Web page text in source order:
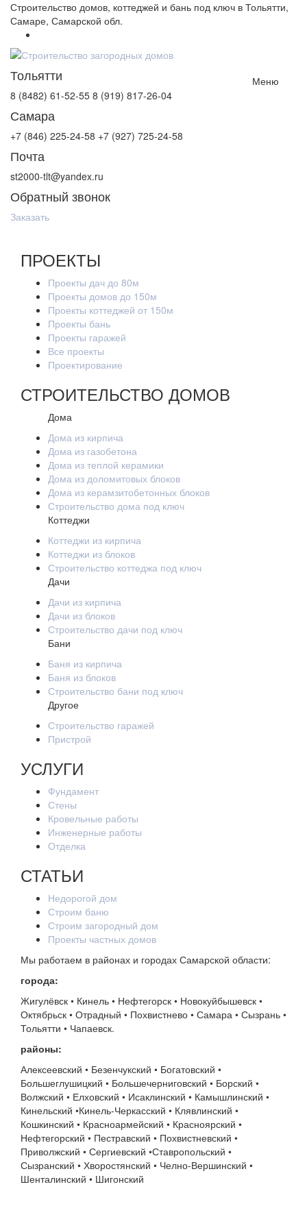
Строительство домов, коттеджей и бань под ключ в Тольятти,
Самаре, Самарской обл.
Меню
Тольятти
8 (8482) 61-52-55 8 (919) 817-26-04
Самара
+7 (846) 225-24-58 +7 (927) 725-24-58
Почта
st2000-tlt@yandex.ru
Обратный звонок
Заказать
ПРОЕКТЫ
Проекты дач до 80м
Проекты домов до 150м
Проекты коттеджей от 150м
Проекты бань
Проекты гаражей
Все проекты
Проектирование
СТРОИТЕЛЬСТВО ДОМОВ
Дома
Дома из кирпича
Дома из газобетона
Дома из теплой керамики
Дома из доломитовых блоков
Дома из керамзитобетонных блоков
Строительство дома под ключ
Коттеджи
Коттеджи из кирпича
Коттеджи из блоков
Строительство коттеджа под ключ
Дачи
Дачи из кирпича
Дачи из блоков
Строительство дачи под ключ
Бани
Баня из кирпича
Баня из блоков
Строительство бани под ключ
Другое
Строительство гаражей
Пристрой
УСЛУГИ
Фундамент
Стены
Кровельные работы
Инженерные работы
Отделка
СТАТЬИ
Недорогой дом
Строим баню
Строим загородный дом
Проекты частных домов
Мы работаем в районах и городах Самарской области:
города:
Жигулёвск • Кинель • Нефтегорск • Новокуйбышевск •
Октябрьск • Отрадный • Похвистнево • Самара • Сызрань •
Тольятти • Чапаевск.
районы:
Алексеевский • Безенчукский • Богатовский •
Большеглушицкий • Большечерниговский • Борский •
Волжский • Елховский • Исаклинский • Камышлинский •
Кинельский •Кинель-Черкасский • Клявлинский •
Кошкинский • Красноармейский • Красноярский •
Нефтегорский • Пестравский • Похвистневский •
Приволжский • Сергиевский •Ставропольский •
Сызранский • Хворостянский • Челно-Вершинский •
Шенталинский • Шигонский